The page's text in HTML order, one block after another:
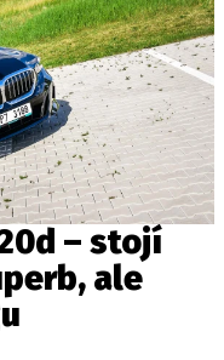
– stojí
ale